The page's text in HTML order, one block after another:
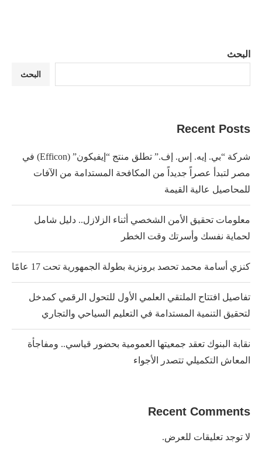
البحث
البحث
Recent Posts
شركة “بي. إيه. إس. إف.” تطلق منتج “إيفيكون” (Efficon) في
مصر لتبدأ عصراً جديداً من المكافحة المستدامة من الآفات
للمحاصيل عالية القيمة
معلومات تحقيق الأمن الشخصي أثناء الزلازل.. دليل شامل
لحماية نفسك وأسرتك وقت الخطر
كنزي أسامة محمد تحصد برونزية بطولة الجمهورية تحت 17 عامًا
تفاصيل افتتاح الملتقي العلمي الأول للتحول الرقمي كمدخل
لتحقيق التنمية المستدامة في التعليم السياحي والتجاري
نقابة البنوك تعقد جمعيتها العمومية بحضور قياسي.. ومفاجأة
المعاش التكميلي تتصدر الأجواء
Recent Comments
لا توجد تعليقات للعرض.